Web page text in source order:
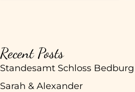
Recent Posts
Standesamt Schloss Bedburg
Sarah & Alexander